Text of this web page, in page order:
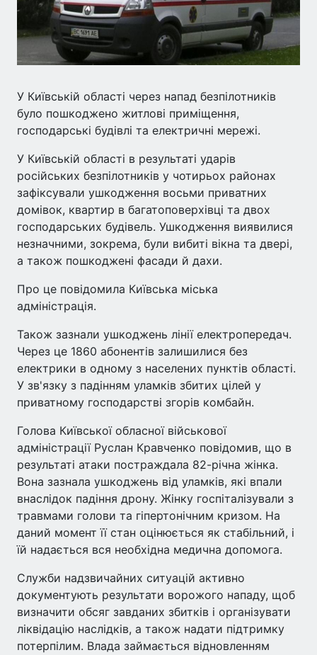
У Київській області через напад безпілотників
було пошкоджено житлові приміщення,
господарські будівлі та електричні мережі.
У Київській області в результаті ударів
російських безпілотників у чотирьох районах
зафіксували ушкодження восьми приватних
домівок, квартир в багатоповерхівці та двох
господарських будівель. Ушкодження виявилися
незначними, зокрема, були вибиті вікна та двері,
а також пошкоджені фасади й дахи.
Про це повідомила Київська міська
адміністрація.
Також зазнали ушкоджень лінії електропередач.
Через це 1860 абонентів залишилися без
електрики в одному з населених пунктів області.
У зв'язку з падінням уламків збитих цілей у
приватному господарстві згорів комбайн.
Голова Київської обласної військової
адміністрації Руслан Кравченко повідомив, що в
результаті атаки постраждала 82-річна жінка.
Вона зазнала ушкоджень від уламків, які впали
внаслідок падіння дрону. Жінку госпіталізували з
травмами голови та гіпертонічним кризом. На
даний момент її стан оцінюється як стабільний, і
їй надається вся необхідна медична допомога.
Служби надзвичайних ситуацій активно
документують результати ворожого нападу, щоб
визначити обсяг завданих збитків і організувати
ліквідацію наслідків, а також надати підтримку
потерпілим. Влада займається відновленням